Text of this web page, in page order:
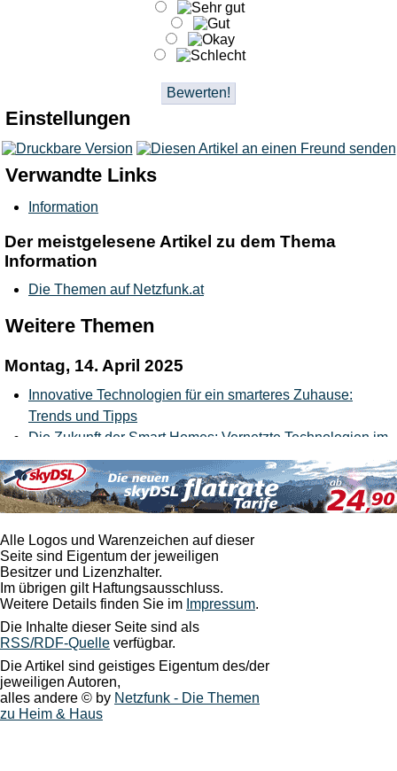
Einstellungen
Verwandte Links
Information
Der meistgelesene Artikel zu dem Thema
Information
Die Themen auf Netzfunk.at
Weitere Themen
Montag, 14. April 2025
Innovative Technologien für ein smarteres Zuhause:
Trends und Tipps
Die Zukunft der Smart Homes: Vernetzte Technologien im
Alltag
Zukünftiges Wohnen: Wegweisende Designkonzepte für
urbane Lebenswelten
Montag, 10. März 2025
Die neuesten Trends in der smarten Haustechnik
Samstag, 25. Januar 2025
Gewinnertypen: Was zeichnet sie aus?
Alle Logos und Warenzeichen auf dieser
Seite sind Eigentum der jeweiligen
Besitzer und Lizenzhalter.
Im übrigen gilt Haftungsausschluss.
Weitere Details finden Sie im Impressum.
Die Inhalte dieser Seite sind als
RSS/RDF-Quelle verfügbar.
Die Artikel sind geistiges Eigentum des/der
jeweiligen Autoren,
alles andere © by Netzfunk - Die Themen
zu Heim & Haus